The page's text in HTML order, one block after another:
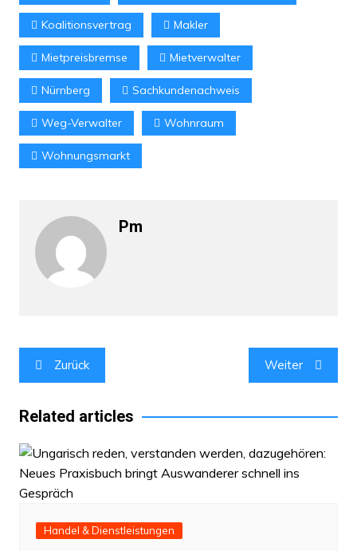
Koalitionsvertrag Makler
Mietpreisbremse Mietverwalter
Nürnberg Sachkundenachweis
Weg-Verwalter Wohnraum
Wohnungsmarkt
Pm
Beitragsnavigation
Zurück Weiter
Related articles
Handel & Dienstleistungen